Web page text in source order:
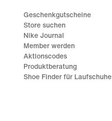
Geschenkgutscheine
Store suchen
Nike Journal
Member werden
Aktionscodes
Produktberatung
Shoe Finder für Laufschuhe